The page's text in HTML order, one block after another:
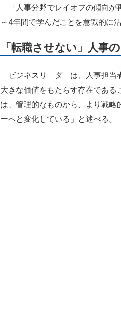
「人事分野でレイオフの傾向が
～4年間で学んだことを意識的に
「転職させない」人事
ビジネスリーダーは、人事担当
大きな価値をもたらす存在であ
は、管理的なものから、より戦
ーへと変化している」と述べる。